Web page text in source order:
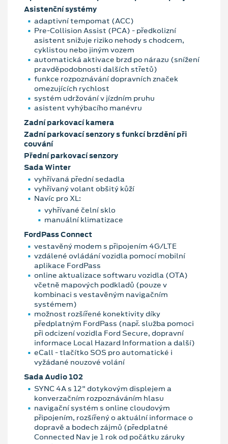
Asistenční systémy
adaptivní tempomat (ACC)
Pre-Collision Assist (PCA) - předkolizní
asistent snižuje riziko nehody s chodcem,
cyklistou nebo jiným vozem
automatická aktivace brzd po nárazu (snížení
pravděpodobnosti dalších střetů)
funkce rozpoznávání dopravních značek
omezujících rychlost
systém udržování v jízdním pruhu
asistent vyhýbacího manévru
Zadní parkovací kamera
Zadní parkovací senzory s funkcí brzdění při
couvání
Přední parkovací senzory
Sada Winter
vyhřívaná přední sedadla
vyhřívaný volant obšitý kůží
Navíc pro XL:
vyhřívané čelní sklo
manuální klimatizace
FordPass Connect
vestavěný modem s připojením 4G/LTE
vzdálené ovládání vozidla pomocí mobilní
aplikace FordPass
online aktualizace softwaru vozidla (OTA)
včetně mapových podkladů (pouze v
kombinaci s vestavěným navigačním
systémem)
možnost rozšířené konektivity díky
předplatným FordPass (např. služba pomoci
při odcizení vozidla Ford Secure, dopravní
informace Local Hazard Information a další)
eCall - tlačítko SOS pro automatické i
vyžádané nouzové volání
Sada Audio 102
SYNC 4A s 12" dotykovým displejem a
konverzačním rozpoznáváním hlasu
navigační systém s online cloudovým
připojením, rozšířený o aktuální informace o
dopravě a bodech zájmů (předplatné
Connected Nav je 1 rok od počátku záruky